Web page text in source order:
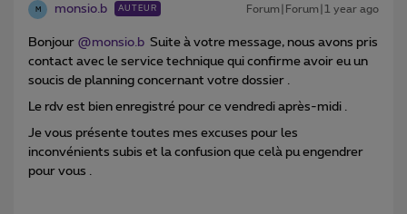
M monsio.b AUTEUR Forum|Forum|1 year ago
Bonjour ​ @monsio.b Suite à votre message, nous avons pris
contact avec le service technique qui confirme avoir eu un
soucis de planning concernant votre dossier .
Le rdv est bien enregistré pour ce vendredi après-midi .
Je vous présente toutes mes excuses pour les
inconvénients subis et la confusion que celà pu engendrer
pour vous .